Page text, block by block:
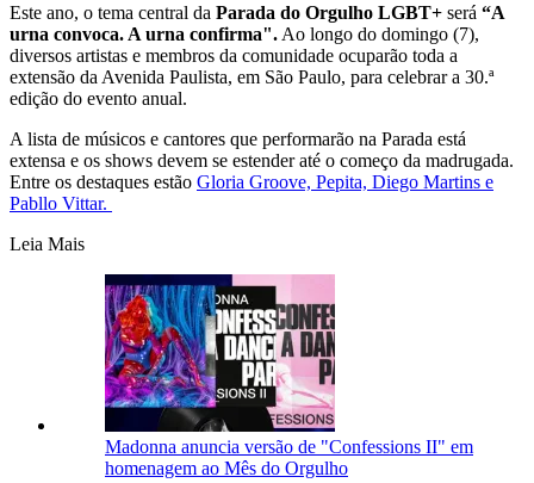
Este ano, o tema central da Parada do Orgulho LGBT+ será “A
urna convoca. A urna confirma". Ao longo do domingo (7),
diversos artistas e membros da comunidade ocuparão toda a
extensão da Avenida Paulista, em São Paulo, para celebrar a 30.ª
edição do evento anual.
A lista de músicos e cantores que performarão na Parada está
extensa e os shows devem se estender até o começo da madrugada.
Entre os destaques estão Gloria Groove, Pepita, Diego Martins e
Pabllo Vittar.
Leia Mais
Madonna anuncia versão de "Confessions II" em
homenagem ao Mês do Orgulho